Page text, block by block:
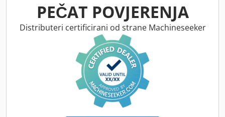
PEČAT POVJERENJA
Distributeri certificirani od strane Machineseeker